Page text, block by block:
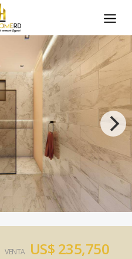
VENTA US$ 235,750